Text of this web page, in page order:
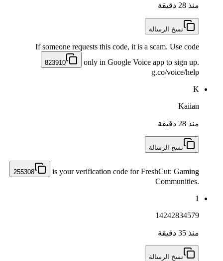
منذ 28 دقيقة
نسخ الرسالة
If someone requests this code, it is a scam. Use code
823910
only in Google Voice app to sign up.
g.co/voice/help
K
Kaiian
منذ 28 دقيقة
نسخ الرسالة
255308
is your verification code for FreshCut: Gaming
Communities.
1
14242834579
منذ 35 دقيقة
نسخ الرسالة